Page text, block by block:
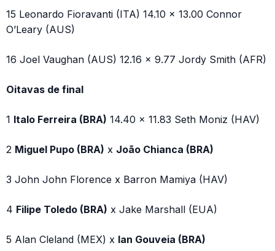
15 Leonardo Fioravanti (ITA) 14.10 x 13.00 Connor
O’Leary (AUS)
16 Joel Vaughan (AUS) 12.16 x 9.77 Jordy Smith (AFR)
Oitavas de final
1 Italo Ferreira (BRA) 14.40 x 11.83 Seth Moniz (HAV)
2 Miguel Pupo (BRA) x João Chianca (BRA)
3 John John Florence x Barron Mamiya (HAV)
4 Filipe Toledo (BRA) x Jake Marshall (EUA)
5 Alan Cleland (MEX) x Ian Gouveia (BRA)